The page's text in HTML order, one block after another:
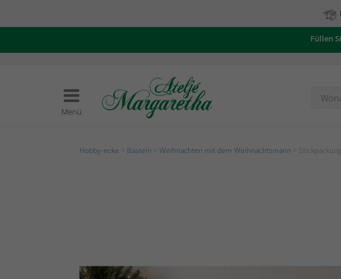
Füllen
Menü
Hobby-ecke Basteln Weihnachten mit dem Weihnachtsmann >